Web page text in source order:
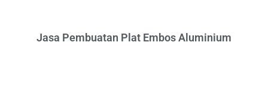
Jasa Pembuatan Plat Embos Aluminium